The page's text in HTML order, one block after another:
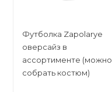
Футболка Zapolarye
оверсайз в
ассортименте (можно
собрать костюм)